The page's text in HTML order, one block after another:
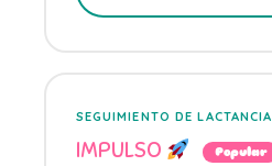
SEGUIMIENTO DE LACTANCIA
IMPULSO Popular